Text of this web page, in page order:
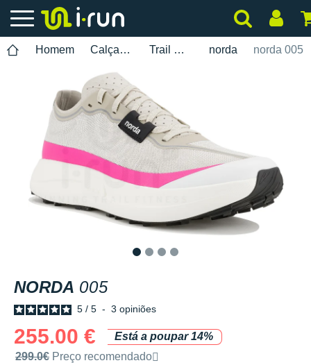
Homem Calçados Trail Running norda norda 005
NORDA 005
5 / 5 - 3 opiniões
255.00 €
Está a poupar 14%
Preço de venda recomendado pela marca
299.0€ Preço recomendado